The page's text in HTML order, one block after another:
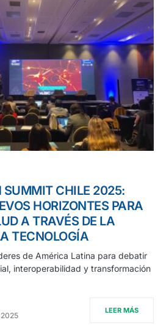
SUMMIT CHILE 2025:
HORIZONTES PARA
A TRAVÉS DE LA
TECNOLOGÍA
de América Latina para debatir
interoperabilidad y transformación
LEER MÁS